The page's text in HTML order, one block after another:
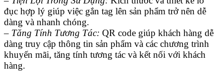
đục hợp lý giúp việc gắn tag lên sản phẩm trở nên dễ
dàng và nhanh chóng.
– Tăng Tính Tương Tác: QR code giúp khách hàng dễ
dàng truy cập thông tin sản phẩm và các chương trình
khuyến mãi, tăng tính tương tác và kết nối với khách
hàng.